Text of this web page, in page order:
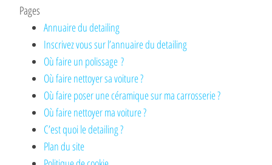
Pages
Annuaire du detailing
Inscrivez vous sur l’annuaire du detailing
Où faire un polissage ?
Où faire nettoyer sa voiture ?
Où faire poser une céramique sur ma carrosserie ?
Où faire nettoyer ma voiture ?
C’est quoi le detailing ?
Plan du site